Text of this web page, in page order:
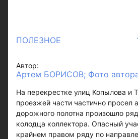
ПОЛЕЗНОЕ
Автор:
Артем БОРИСОВ; Фото
На перекрестке улиц Копылова и
проезжей части частично просел
дорожного полотна произошло
колодца коллектора. Опасный
крайнем правом ряду по